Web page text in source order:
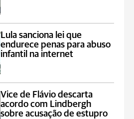
Lula sanciona lei que
endurece penas para abuso
infantil na internet
Vice de Flávio descarta
acordo com Lindbergh
sobre acusação de estupro